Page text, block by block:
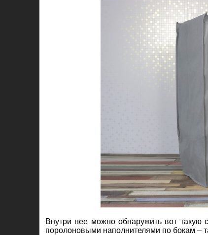
Внутри нее можно обнаружить вот такую
поролоновыми наполнителями по бокам –